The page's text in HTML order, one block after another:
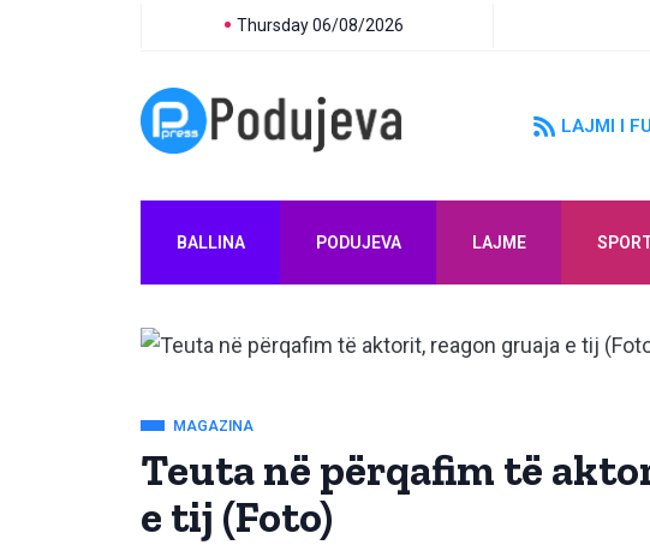
Thursday 06/08/2026
LAJMI I
BALLINA PODUJEVA LAJME
MAGAZINA
Teuta në përqafim të
e tij (Foto)